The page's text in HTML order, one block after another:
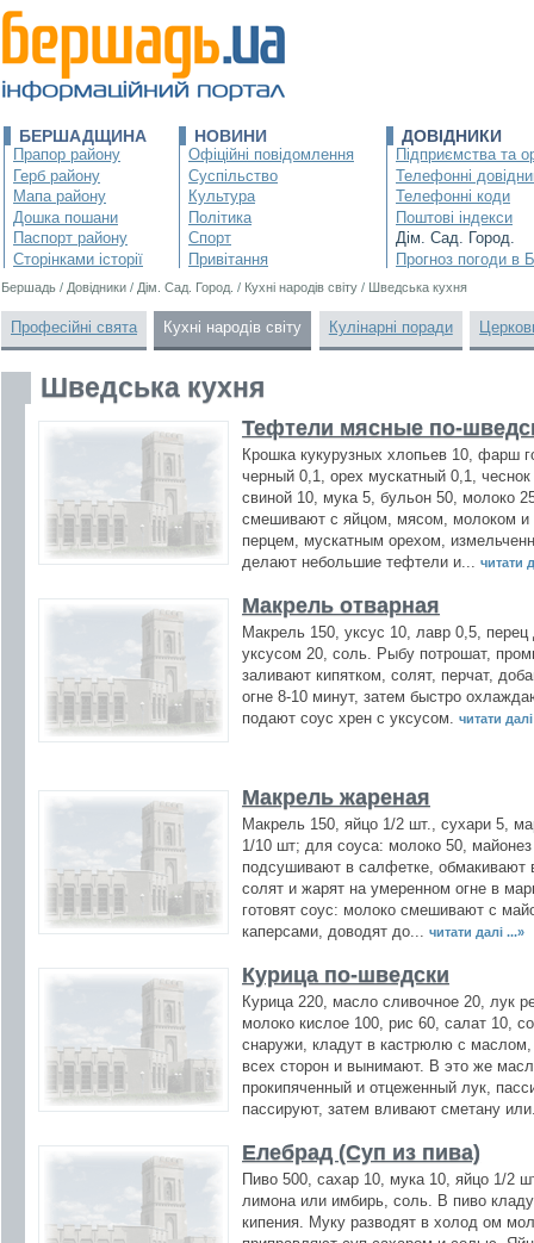
БЕРШАДЩИНА
Прапор району
Герб району
Мапа району
Дошка пошани
Паспорт району
Сторінками історії
НОВИНИ
Офіційні повідомлення
Суспільство
Культура
Політика
Спорт
Привітання
ДОВІДНИКИ
Підприємства та
Телефонні
Телефонні коди
Поштові індекси
Дім. Сад. Город.
Прогноз погоди в
Бершадь / Довідники / Дім. Сад. Город. / Кухні народів світу / Шведська кухня
Професійні свята Кухні народів світу Кулінарні поради
Шведська кухня
Тефтели мясные по-
Крошка кукурузных хлопьев 10, фарш
черный 0,1, орех мускатный 0,1,
свиной 10, мука 5, бульон 50, молоко
смешивают с яйцом, мясом, молоком
перцем, мускатным орехом,
делают небольшие тефтели и...
читати
Макрель отварная
Макрель 150, уксус 10, лавр 0,5,
уксусом 20, соль. Рыбу потрошат,
заливают кипятком, солят, перчат,
огне 8-10 минут, затем быстро
подают соус хрен с уксусом.
читати
Макрель жареная
Макрель 150, яйцо 1/2 шт., сухари 5,
1/10 шт; для соуса: молоко 50,
подсушивают в салфетке, обмакивают
солят и жарят на умеренном огне в
готовят соус: молоко смешивают с
каперсами, доводят до...
читати далі ...»
Курица по-шведски
Курица 220, масло сливочное 20, лук
молоко кислое 100, рис 60, салат 10,
снаружи, кладут в кастрюлю с
всех сторон и вынимают. В это же
прокипяченный и отцеженный лук,
пассируют, затем вливают сметану
Елебрад (Суп из пива)
Пиво 500, сахар 10, мука 10, яйцо 1/2
лимона или имбирь, соль. В пиво
кипения. Муку разводят в холод ом